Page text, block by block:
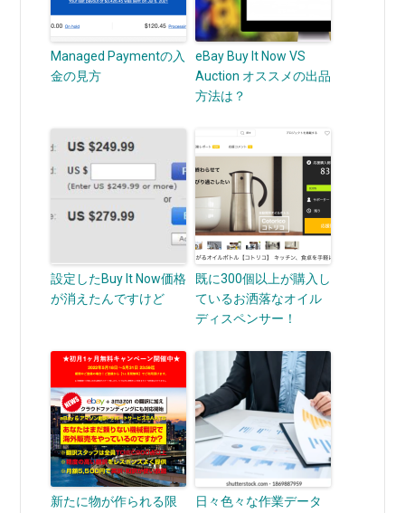
Managed Paymentの入
金の見方
eBay Buy It Now VS
Auction オススメの出品
方法は？
設定したBuy It Now価格
が消えたんですけど
既に300個以上が購入し
ているお洒落なオイル
ディスペンサー！
新たに物が作られる限
日々色々な作業データ